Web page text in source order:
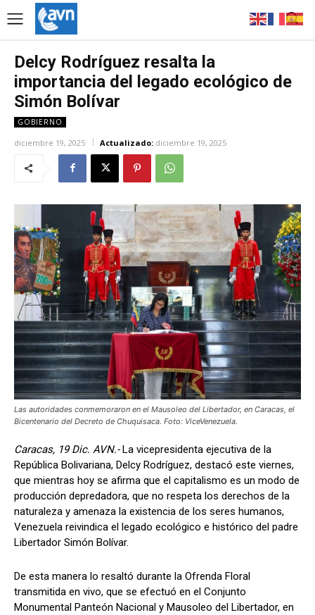
Delcy Rodríguez resalta la
importancia del legado ecológico de
Simón Bolívar
GOBIERNO
diciembre 19, 2025 Actualizado: diciembre 19, 2025
Las autoridades conmemoraron en el Mausoleo del Libertador, en Caracas, el
Bicentenario del Decreto de Chuquisaca. Foto: ViceVenezuela.
Caracas, 19 Dic. AVN.- La vicepresidenta ejecutiva de la
República Bolivariana, Delcy Rodríguez, destacó este viernes,
que mientras hoy se afirma que el capitalismo es un modo de
producción depredadora, que no respeta los derechos de la
naturaleza y amenaza la existencia de los seres humanos,
Venezuela reivindica el legado ecológico e histórico del padre
Libertador Simón Bolívar.
De esta manera lo resaltó durante la Ofrenda Floral
transmitida en vivo, que se efectuó en el Conjunto
Monumental Panteón Nacional y Mausoleo del Libertador, en